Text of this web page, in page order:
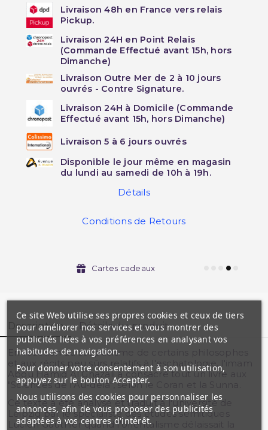
Livraison 48h en France vers relais
Pickup.
Livraison 24H en Point Relais
(Commande Effectué avant 15h, hors
Dimanche)
Livraison Outre Mer de 2 à 10 jours
ouvrés - Contre Signature.
Livraison 24H à Domicile (Commande
Effectué avant 15h, hors Dimanche)
Livraison 5 à 6 jours ouvrés
Disponible le jour même en magasin
du lundi au samedi de 10h à 19h.
Détails
Conditions de Retours
Cartes cadeaux
Description Détails du produit
En réaction au scepticisme de certains philosophes
et aux récits peu sûrs relatifs à l'eschatologie, l'imam
Abou Hamid Al Ghazali a consacré tout un livre aux
"Sciences de l'Au-delà", selon le Coran et la Sunna.
Ce texte a été analysé et traduit à l'université de
Leipzig par le spécialiste des études sémitiques
Lucien Gauthier quand l'orientalisme délaissait la
Ce site Web utilise ses propres cookies et ceux de tiers
pour améliorer nos services et vous montrer des
publicités liées à vos préférences en analysant vos
habitudes de navigation.
Pour donner votre consentement à son utilisation,
appuyez sur le bouton Accepter.
Nous utilisons des cookies pour personnaliser les
annonces, afin de vous proposer des publicités
adaptées à vos centres d'intérêt.